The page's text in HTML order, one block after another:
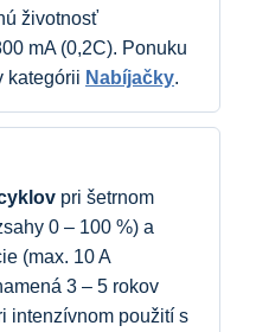
životnosť
mA (0,2C). Ponuku
kategórii Nabíjačky.
pri šetrnom
0 – 100 %) a
(max. 10 A
3 – 5 rokov
intenzívnom použití s